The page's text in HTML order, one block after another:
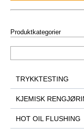
Produktkategorier
TRYKKTESTING
KJEMISK
HOT OIL FLUSHING